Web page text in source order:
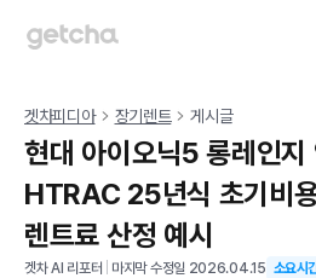
겟차피디아 장기렌트 게시글
현대 아이오닉5 롱레인지
HTRAC 25년식 초기비
렌트료 산정 예시
겟차 AI 리포터 마지막 수정일 2026.04.15 소요시